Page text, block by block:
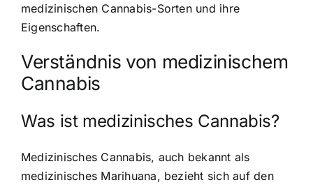
medizinischen Cannabis-Sorten und ihre
Eigenschaften.
Verständnis von medizinischem
Cannabis
Was ist medizinisches Cannabis?
Medizinisches Cannabis, auch bekannt als
medizinisches Marihuana, bezieht sich auf den